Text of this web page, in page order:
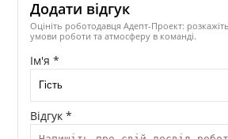
Додати відгук
Оцініть роботодавця Адепт-Проект:
умови роботи та атмосферу в команді.
Ім'я *
Відгук *